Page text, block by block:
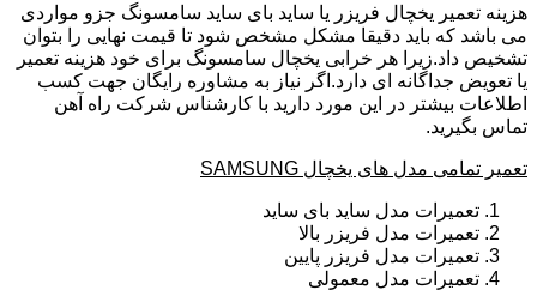
هزینه تعمیر یخچال فریزر یا ساید بای ساید سامسونگ جزو مواردی
می باشد که باید دقیقا مشکل مشخص شود تا قیمت نهایی را بتوان
تشخیص داد.زیرا هر خرابی یخچال سامسونگ برای خود هزینه تعمیر
یا تعویض جداگانه ای دارد.اگر نیاز به مشاوره رایگان جهت کسب
اطلاعات بیشتر در این مورد دارید با کارشناس شرکت راه آهن
تماس بگیرید.
تعمیر تمامی مدل های یخچال SAMSUNG
تعمیرات مدل ساید بای ساید
تعمیرات مدل فریزر بالا
تعمیرات مدل فریزر پایین
تعمیرات مدل معمولی